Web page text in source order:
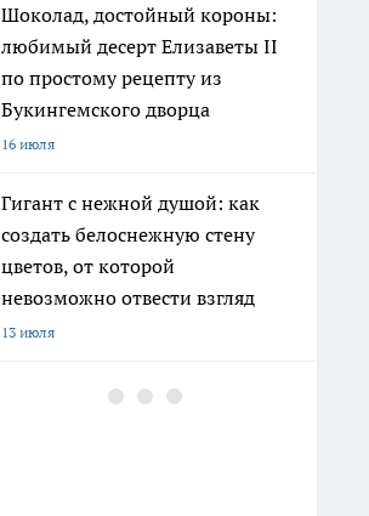
Шоколад, достойный короны:
любимый десерт Елизаветы II
по простому рецепту из
Букингемского дворца
16 июля
Гигант с нежной душой: как
создать белоснежную стену
цветов, от которой
невозможно отвести взгляд
13 июля
Эксперты назвали отличный